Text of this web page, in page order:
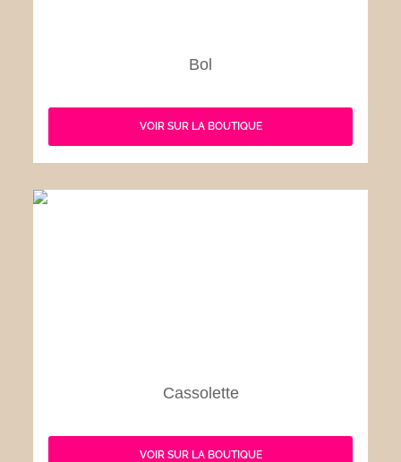
Bol
VOIR SUR LA BOUTIQUE
Cassolette
VOIR SUR LA BOUTIQUE